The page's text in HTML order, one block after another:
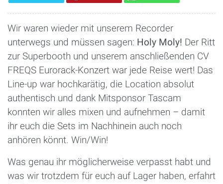
Wir waren wieder mit unserem Recorder
unterwegs und müssen sagen: Holy Moly! Der Ritt
zur Superbooth und unserem anschließenden CV
FREQS Eurorack-Konzert war jede Reise wert! Das
Line-up war hochkarätig, die Location absolut
authentisch und dank Mitsponsor Tascam
konnten wir alles mixen und aufnehmen – damit
ihr euch die Sets im Nachhinein auch noch
anhören könnt. Win/Win!
Was genau ihr möglicherweise verpasst habt und
was wir trotzdem für euch auf Lager haben, erfahrt